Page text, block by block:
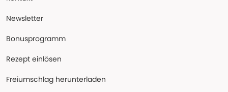
Newsletter
Bonusprogramm
Rezept einlösen
Freiumschlag herunterladen